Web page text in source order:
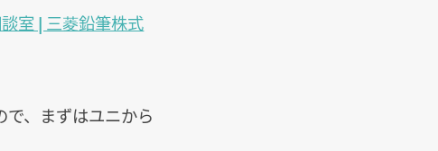
室 | 三菱鉛筆株式
、まずはユニから